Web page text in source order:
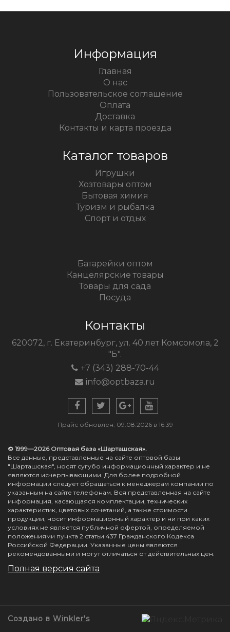
Информация
Главная
О нас
Пользовательское соглашение
Оплата
Доставка
Контакты и карта проезда
Каталог товаров
Игрушки
Хозтовары оптом
Бытовая химия
Туризм и рыбалка
Спорт и отдых
Батарейки оптом
Канцелярские товары
Товары для сада
Посуда
Контакты
620072, г. Екатеринбург, ул. 40 лет Комсомола, 2
"Б".
+7 (343) 288-70-44
info@optbaza.ru
Прайс обновлен: 09.08.2026 в 16:39
© 1999—2026 Оптовая база «Шарташская».
Все данные, представленные на сайте оптовой базы
"Шарташская", носят сугубо информационный характер и не
являются исчерпывающими. Для более подробной
информации следует обращаться к менеджерам компании по
указанным на сайте телефонам. Вся представленная на сайте
информация, касающаяся комплектации, технических
характеристик, цветовых сочетаний, а также стоимости
продукции, носит информационный характер и ни при каких
условиях не является публичной офертой, определяемой
положениями пункта 2 статьи 437 Гражданского Кодекса
Российской Федерации. Указанные цены являются
рекомендованными и могут отличаться от действительных цен.
Полная версия сайта
Создано в Winkler's